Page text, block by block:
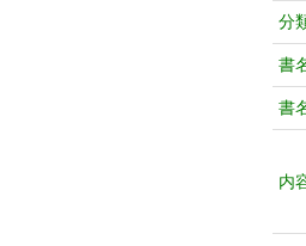
分
書
書
内